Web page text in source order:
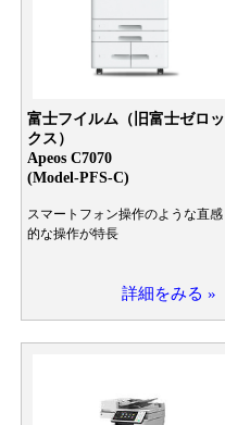
富士フイルム（旧富士ゼロッ
クス）
Apeos C7070
(Model-PFS-C)
スマートフォン操作のような直感
的な操作が特長
詳細をみる »